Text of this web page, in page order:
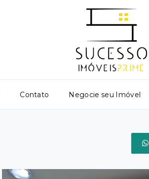
Contato Negocie seu Imóvel